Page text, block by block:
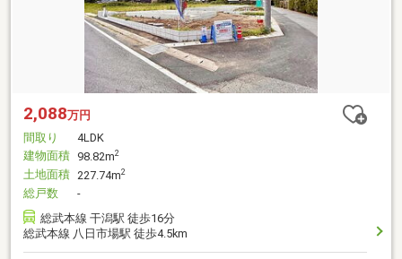
2,088万円
間取り
4LDK
建物面積 98.82m2
土地面積 227.74m2
総戸数
-
総武本線 干潟駅 徒歩16分
総武本線 八日市場駅 徒歩4.5km